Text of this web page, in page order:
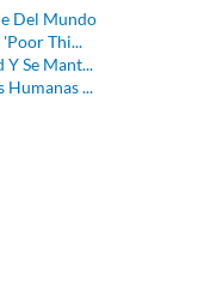
Del Mundo
'Poor Thi...
Se Mant...
Humanas ...